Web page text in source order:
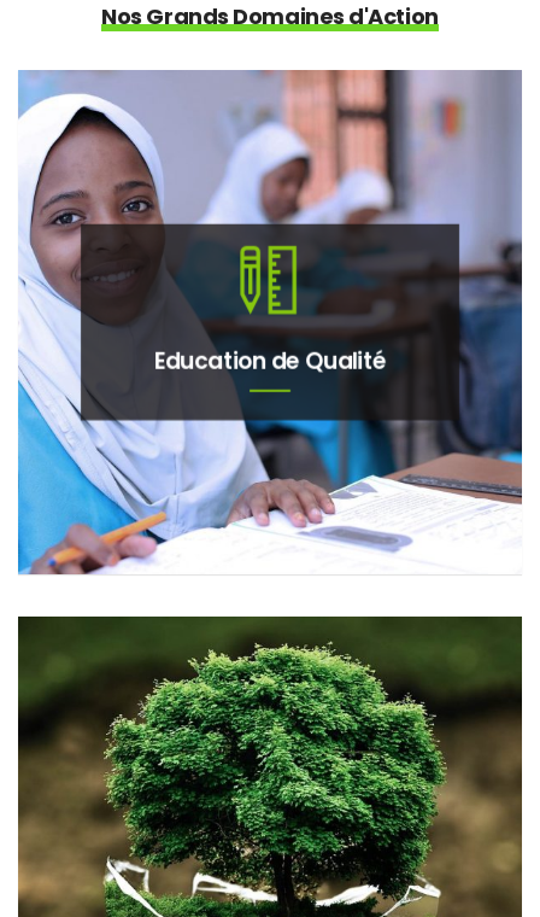
Nos Grands Domaines d'Action
Education de Qualité